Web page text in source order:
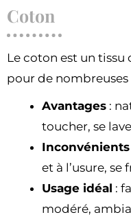
Coton
Le coton est un tissu
pour de
Avantages :
toucher, se
Inconvénients
et à l’usure, se
Usage idéal :
modéré,